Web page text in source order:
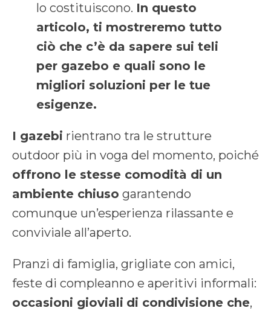
lo costituiscono. In questo
articolo, ti mostreremo tutto
ciò che c’è da sapere sui teli
per gazebo e quali sono le
migliori soluzioni per le tue
esigenze.
I gazebi rientrano tra le strutture
outdoor più in voga del momento, poiché
offrono le stesse comodità di un
ambiente chiuso garantendo
comunque un’esperienza rilassante e
conviviale all’aperto.
Pranzi di famiglia, grigliate con amici,
feste di compleanno e aperitivi informali:
occasioni gioviali di condivisione che,